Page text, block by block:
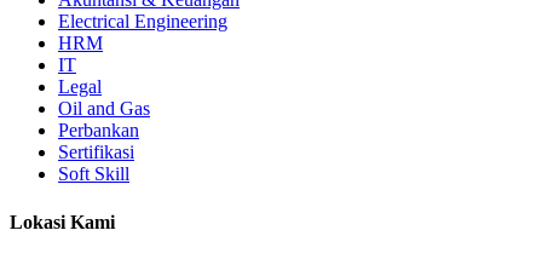
Electrical Engineering
HRM
IT
Legal
Oil and Gas
Perbankan
Sertifikasi
Soft Skill
Lokasi Kami